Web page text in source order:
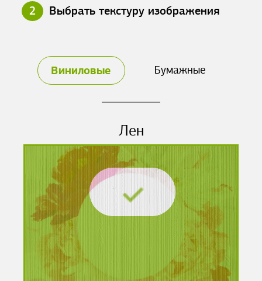
2 Выбрать текстуру изображения
Виниловые Бумажные
Лен